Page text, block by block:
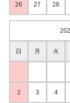
26 27 28
日 月 火
2 3 4